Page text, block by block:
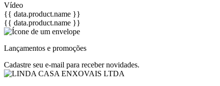
Vídeo
{{ data.product.name }}
{{ data.product.name }}
Lançamentos e promoções
Cadastre seu e-mail para receber novidades.